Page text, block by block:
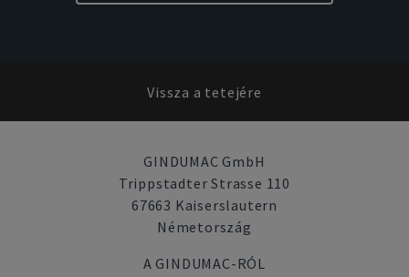
Vissza a tetejére
GINDUMAC GmbH
Trippstadter Strasse 110
67663 Kaiserslautern
Németország
A GINDUMAC-RÓL